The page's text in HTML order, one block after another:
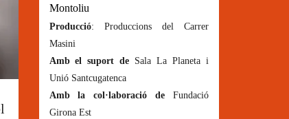
Montoliu
Producció: Produccions del Carrer
Masini
Amb el suport de Sala La Planeta i
Unió Santcugatenca
Amb la col·laboració de Fundació
Girona Est